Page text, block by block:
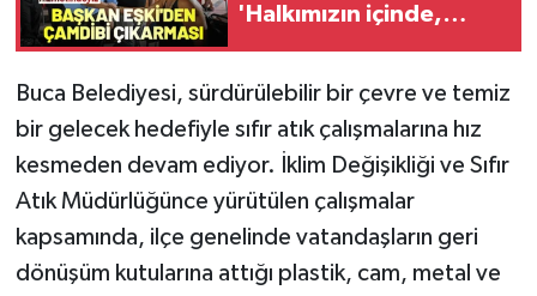
'Halkımızın içinde,
Buca Belediyesi, sürdürülebilir bir çevre ve temiz
bir gelecek hedefiyle sıfır atık çalışmalarına hız
kesmeden devam ediyor. İklim Değişikliği ve Sıfır
Atık Müdürlüğünce yürütülen çalışmalar
kapsamında, ilçe genelinde vatandaşların geri
dönüşüm kutularına attığı plastik, cam, metal ve